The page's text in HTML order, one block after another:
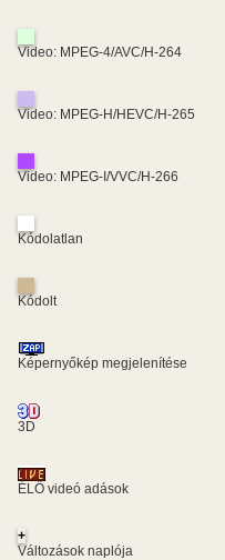
Video: MPEG-4/AVC/H-264
Video: MPEG-H/HEVC/H-265
Video: MPEG-I/VVC/H-266
Kódolatlan
Kódolt
Képernyőkép megjelenítése
3D
ÉLŐ videó adások
+
Változások naplója